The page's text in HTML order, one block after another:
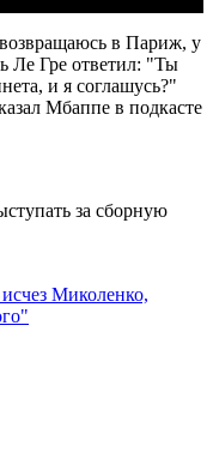
в Париж, у
Ле Гре ответил: "Ты
и я соглашусь?"
Мбаппе в подкасте
за сборную
Миколенко,